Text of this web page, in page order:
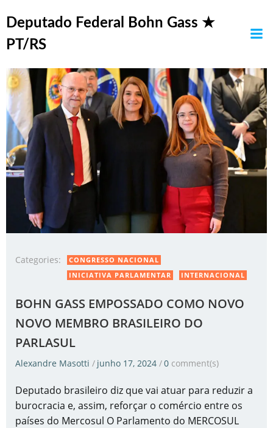
para
Deputado Federal Bohn Gass ★
PT/RS
Posts in burocracia
Categories:
CONGRESSO NACIONAL
INICIATIVA PARLAMENTAR
INTERNACIONAL
BOHN GASS EMPOSSADO COMO NOVO
NOVO MEMBRO BRASILEIRO DO
PARLASUL
Alexandre Masotti / junho 17, 2024 /0 comment(s)
Deputado brasileiro diz que vai atuar para reduzir a
burocracia e, assim, reforçar o comércio entre os
países do Mercosul O Parlamento do MERCOSUL